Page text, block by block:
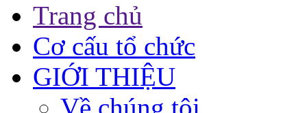
Trang chủ
Cơ cấu tổ chức
GIỚI THIỆU